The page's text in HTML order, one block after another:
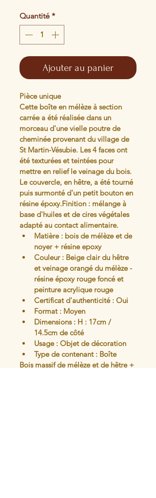
Quantité *
Ajouter au panier
Pièce unique
Cette boîte en mélèze à section
carrée a été réalisée dans un
morceau d'une vielle poutre de
cheminée provenant du village de
St Martin-Vésubie. Les 4 faces ont
été texturées et teintées pour
mettre en relief le veinage du bois.
Le couvercle, en hêtre, a été tourné
puis surmonté d'un petit bouton en
résine époxy.Finition : mélange à
base d'huiles et de cires végétales
adapté au contact alimentaire.
Matière : bois de mélèze et de
noyer + résine epoxy
Couleur : Beige clair du hêtre
et veinage orangé du mélèze -
résine époxy rouge foncé et
peinture acrylique rouge
Certificat d'authenticité : Oui
Format : Moyen
Dimensions : H : 17cm /
14.5cm de côté
Usage : Objet de décoration
Type de contenant : Boîte
Bois massif de mélèze et de hêtre +